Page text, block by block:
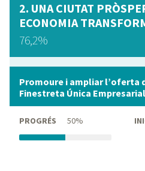
UNA CIUTAT
ECONOMIA
76,2%
Promoure i ampliar l’oferta
Finestreta Única
PROGRÉS 50%